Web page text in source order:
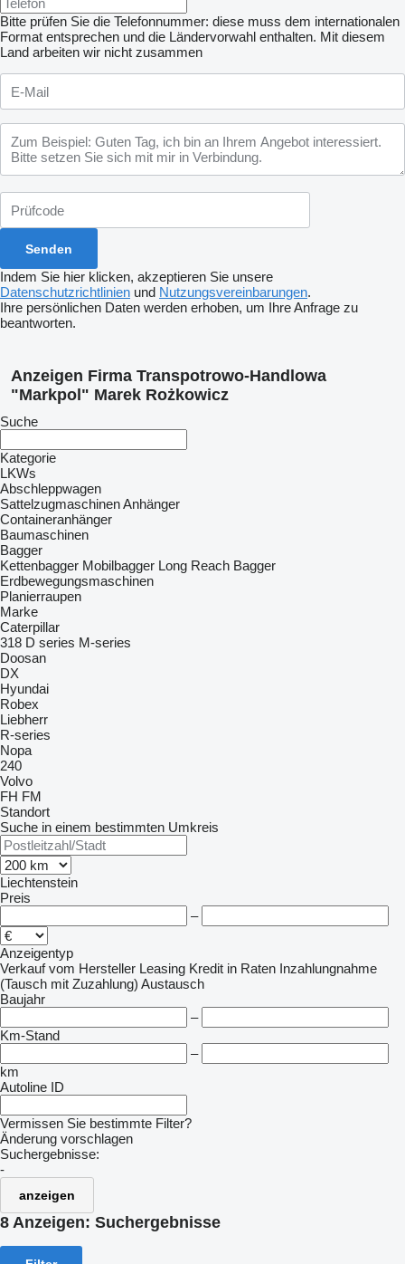
Bitte prüfen Sie die Telefonnummer: diese muss dem internationalen
Format entsprechen und die Ländervorwahl enthalten. Mit diesem
Land arbeiten wir nicht zusammen
Indem Sie hier klicken, akzeptieren Sie unsere
Datenschutzrichtlinien und Nutzungsvereinbarungen.
Ihre persönlichen Daten werden erhoben, um Ihre Anfrage zu
beantworten.
Anzeigen Firma Transpotrowo-Handlowa
"Markpol" Marek Rożkowicz
Suche
Kategorie
LKWs
Abschleppwagen
SattelzugmaschinenAnhänger
Containeranhänger
Baumaschinen
Bagger
Kettenbagger Mobilbagger Long Reach Bagger
Erdbewegungsmaschinen
Planierraupen
Marke
Caterpillar
318 D series M-series
Doosan
DX
Hyundai
Robex
Liebherr
R-series
Nopa
240
Volvo
FH FM
Standort
Suche in einem bestimmten Umkreis
Liechtenstein
Preis
–
Anzeigentyp
Verkauf vom Hersteller Leasing Kredit in Raten Inzahlungnahme
(Tausch mit Zuzahlung) Austausch
Baujahr
–
Km-Stand
–
km
Autoline ID
Vermissen Sie bestimmte Filter?
Änderung vorschlagen
Suchergebnisse:
-
anzeigen
8 Anzeigen: Suchergebnisse